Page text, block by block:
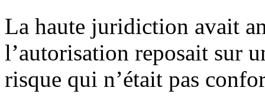
La haute juridiction avait
l’autorisation reposait sur
risque qui n’était pas